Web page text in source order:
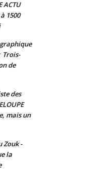
ACTU
1500
Trois-
de
des
mais un
Zouk -
la